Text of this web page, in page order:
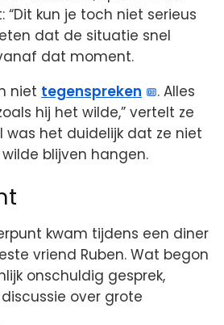
“Dit kun je toch niet serieus
dat de situatie snel
dat moment.
niet tegenspreken
. Alles
hij het wilde,” vertelt ze
was het duidelijk dat ze niet
blijven hangen.
kwam tijdens een diner
vriend Ruben. Wat begon
onschuldig gesprek,
over grote